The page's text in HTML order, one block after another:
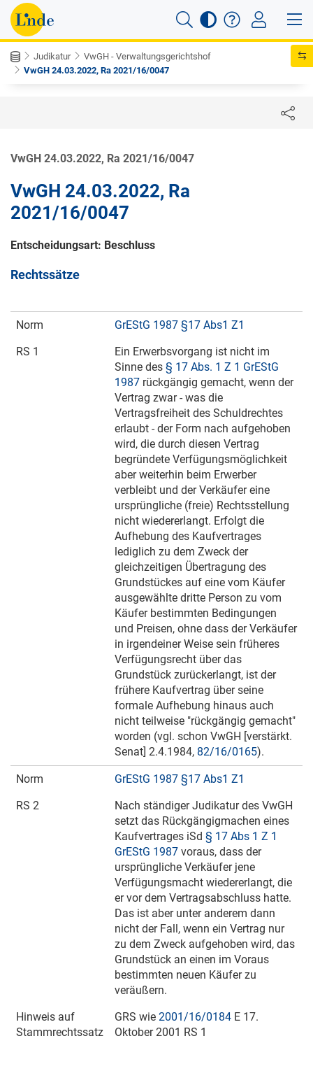
Judikatur
VwGH - Verwaltungsgerichtshof
VwGH 24.03.2022, Ra 2021/16/0047
VwGH 24.03.2022, Ra 2021/16/0047
VwGH 24.03.2022, Ra
2021/16/0047
Entscheidungsart: Beschluss
Rechtssätze
Norm
GrEStG 1987 §17 Abs1 Z1
RS 1
Ein Erwerbsvorgang ist nicht im
Sinne des § 17 Abs. 1 Z 1 GrEStG
1987 rückgängig gemacht, wenn der
Vertrag zwar - was die
Vertragsfreiheit des Schuldrechtes
erlaubt - der Form nach aufgehoben
wird, die durch diesen Vertrag
begründete Verfügungsmöglichkeit
aber weiterhin beim Erwerber
verbleibt und der Verkäufer eine
ursprüngliche (freie) Rechtsstellung
nicht wiedererlangt. Erfolgt die
Aufhebung des Kaufvertrages
lediglich zu dem Zweck der
gleichzeitigen Übertragung des
Grundstückes auf eine vom Käufer
ausgewählte dritte Person zu vom
Käufer bestimmten Bedingungen
und Preisen, ohne dass der Verkäufer
in irgendeiner Weise sein früheres
Verfügungsrecht über das
Grundstück zurückerlangt, ist der
frühere Kaufvertrag über seine
formale Aufhebung hinaus auch
nicht teilweise "rückgängig gemacht"
worden (vgl. schon VwGH [verstärkt.
Senat] 2.4.1984, 82/16/0165).
Norm
GrEStG 1987 §17 Abs1 Z1
RS 2
Nach ständiger Judikatur des VwGH
setzt das Rückgängigmachen eines
Kaufvertrages iSd § 17 Abs 1 Z 1
GrEStG 1987 voraus, dass der
ursprüngliche Verkäufer jene
Verfügungsmacht wiedererlangt, die
er vor dem Vertragsabschluss hatte.
Das ist aber unter anderem dann
nicht der Fall, wenn ein Vertrag nur
zu dem Zweck aufgehoben wird, das
Grundstück an einen im Voraus
bestimmten neuen Käufer zu
veräußern.
Hinweis auf
Stammrechtssatz
GRS wie 2001/16/0184 E 17.
Oktober 2001 RS 1